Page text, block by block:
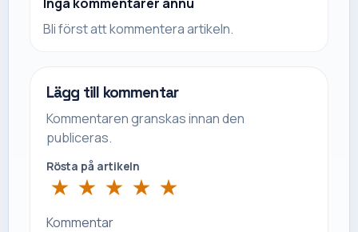
Bli först att kommentera artikeln.
Lägg till kommentar
Kommentaren granskas innan den
publiceras.
Rösta på artikeln
★ ★ ★ ★ ★
Kommentar